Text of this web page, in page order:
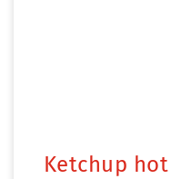
Ketchup